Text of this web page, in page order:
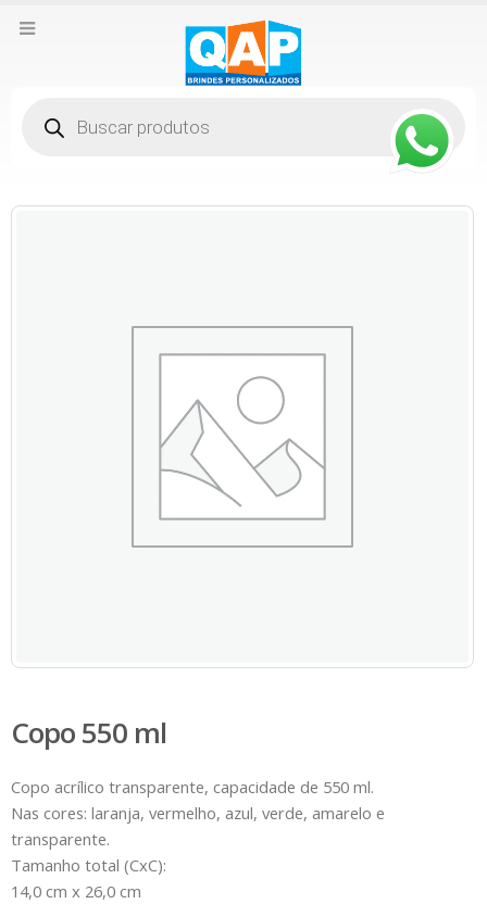
produtos
Copo 550 ml
Copo acrílico transparente, capacidade de 550 ml.
Nas cores: laranja, vermelho, azul, verde, amarelo e
transparente.
Tamanho total (CxC):
14,0 cm x 26,0 cm